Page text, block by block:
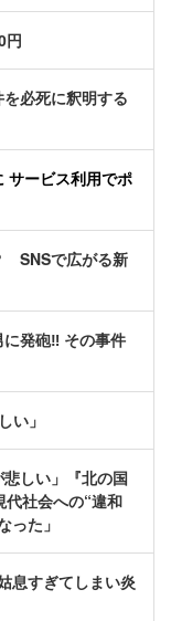
円
必死に釈明する
サービス利用でポ
SNSで広がる新
に発砲‼ その事件
い」
悲しい」『北の国
社会への“違和
った」
息すぎてしまい炎